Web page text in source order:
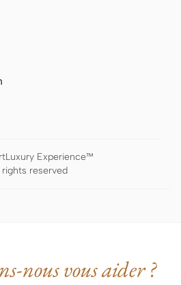
Experience™
rights reserved
nous vous aider ?